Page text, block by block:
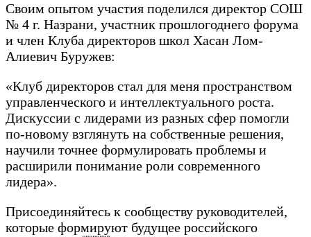
Своим опытом участия поделился директор СОШ
№ 4 г. Назрани, участник прошлогоднего форума
и член Клуба директоров школ Хасан Лом-
Алиевич Буружев:
«Клуб директоров стал для меня пространством
управленческого и интеллектуального роста.
Дискуссии с лидерами из разных сфер помогли
по-новому взглянуть на собственные решения,
научили точнее формулировать проблемы и
расширили понимание роли современного
лидера».
Присоединяйтесь к сообществу руководителей,
которые формируют будущее российского